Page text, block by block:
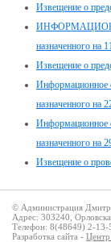
Извещение о
назначенного на
Извещение о
Информационное
назначенного на
Информационное
назначенного на
Извещение о
© Администрация
Адрес: 303240,
Телефон: 8(48649) 2-13-
Разработка сайта - Центр